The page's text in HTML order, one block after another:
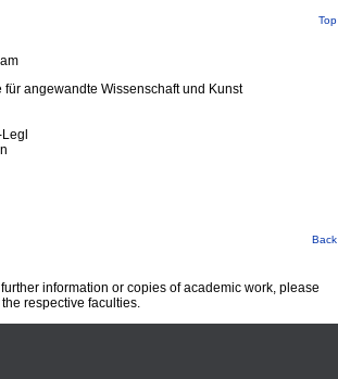
Top
für angewandte Wissenschaft und Kunst
Back
information or copies of academic work, please
respective faculties.